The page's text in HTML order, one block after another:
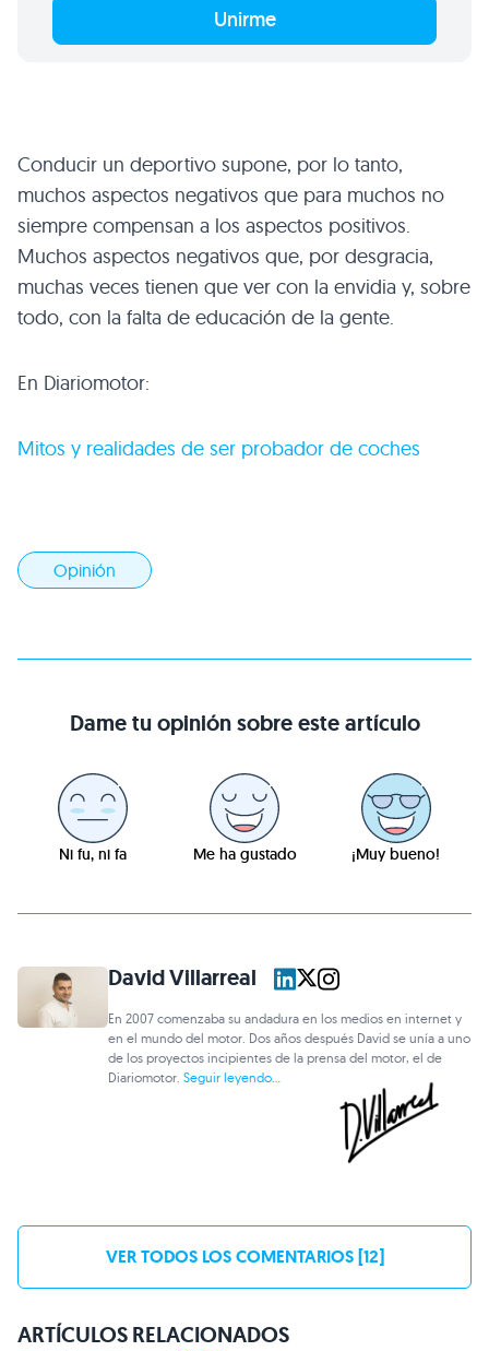
Unirme
Conducir un deportivo supone, por lo tanto,
muchos aspectos negativos que para muchos no
siempre compensan a los aspectos positivos.
Muchos aspectos negativos que, por desgracia,
muchas veces tienen que ver con la envidia y, sobre
todo, con la falta de educación de la gente.
En Diariomotor:
Mitos y realidades de ser probador de coches
Opinión
Dame tu opinión sobre este artículo
Ni fu, ni fa Me ha gustado ¡Muy bueno!
David Villarreal
En 2007 comenzaba su andadura en los medios en internet y
en el mundo del motor. Dos años después David se unía a uno
de los proyectos incipientes de la prensa del motor, el de
Diariomotor.Seguir leyendo...
VER TODOS LOS COMENTARIOS [12]
ARTÍCULOS RELACIONADOS